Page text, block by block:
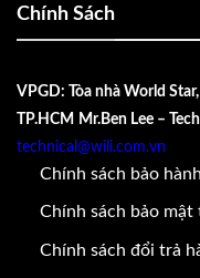
Chính Sách
VPGD: Tòa nhà World
TP.HCM Mr.Ben Lee –
technical@wili.com.vn
Chính sách bảo hành
Chính sách bảo mật
Chính sách đổi trả